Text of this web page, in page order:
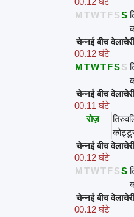
M TWTFSS
चेन्नई बीच
00.12 घंटे
MTWTFSS
चेन्नई बीच
00.11 घंटे
रोज़
चेन्नई बीच
00.12 घंटे
M TWTFSS
चेन्नई बीच
00.12 घंटे